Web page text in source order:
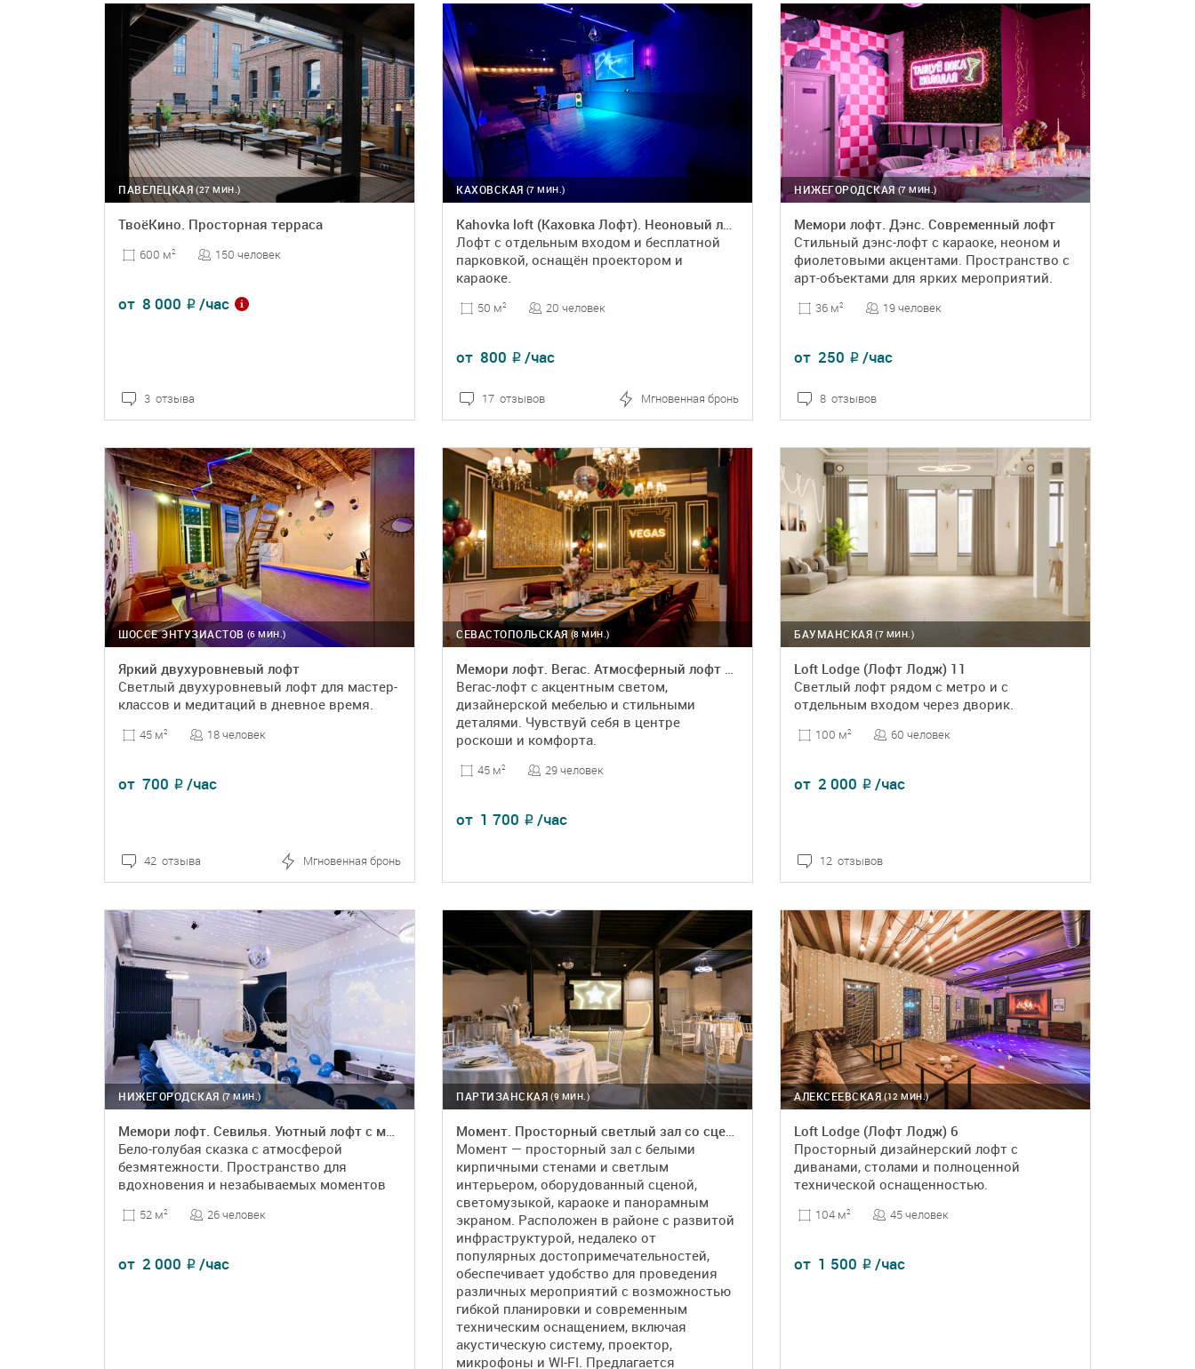
(27 МИН.)
ПАВЕЛЕЦКАЯ
ТвоёКино. Просторная терраса
600 м2 150 человек
от 8 000 ₽ /час
3 отзыва
(7 МИН.)
КАХОВСКАЯ
Kahovka loft (Каховка Лофт). Неоновый лофт-зал
Лофт с отдельным входом и бесплатной
парковкой, оснащён проектором и
караоке.
50 м2 20 человек
от 800 ₽ /час
17 отзывов Мгновенная бронь
(7 МИН.)
НИЖЕГОРОДСКАЯ
Мемори лофт. Дэнс. Современный лофт
Стильный дэнс-лофт с караоке, неоном и
фиолетовыми акцентами. Пространство с
арт-объектами для ярких мероприятий.
36 м2 19 человек
от 250 ₽ /час
8 отзывов
(6 МИН.)
ШОССЕ ЭНТУЗИАСТОВ
Яркий двухуровневый лофт
Светлый двухуровневый лофт для мастер-
классов и медитаций в дневное время.
45 м2 18 человек
от 700 ₽ /час
42 отзыва Мгновенная бронь
(8 МИН.)
СЕВАСТОПОЛЬСКАЯ
Мемори лофт. Вегас. Атмосферный лофт с акцентным дизайном
Вегас-лофт с акцентным светом,
дизайнерской мебелью и стильными
деталями. Чувствуй себя в центре
роскоши и комфорта.
45 м2 29 человек
от 1 700 ₽ /час
(7 МИН.)
БАУМАНСКАЯ
Loft Lodge (Лофт Лодж) 11
Светлый лофт рядом с метро и с
отдельным входом через дворик.
100 м2 60 человек
от 2 000 ₽ /час
12 отзывов
(7 МИН.)
НИЖЕГОРОДСКАЯ
Мемори лофт. Севилья. Уютный лофт с мебелью и светомузыкой
Бело-голубая сказка с атмосферой
безмятежности. Пространство для
вдохновения и незабываемых моментов
52 м2 26 человек
от 2 000 ₽ /час
(9 МИН.)
ПАРТИЗАНСКАЯ
Момент. Просторный светлый зал со сценой, светомузыкой и караоке
Момент — просторный зал с белыми
кирпичными стенами и светлым
интерьером, оборудованный сценой,
светомузыкой, караоке и панорамным
экраном. Расположен в районе с развитой
инфраструктурой, недалеко от
популярных достопримечательностей,
обеспечивает удобство для проведения
различных мероприятий с возможностью
гибкой планировки и современным
техническим оснащением, включая
акустическую систему, проектор,
микрофоны и WI-FI. Предлагается
(12 МИН.)
АЛЕКСЕЕВСКАЯ
Loft Lodge (Лофт Лодж) 6
Просторный дизайнерский лофт с
диванами, столами и полноценной
технической оснащенностью.
104 м2 45 человек
от 1 500 ₽ /час